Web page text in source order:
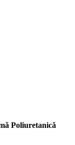
Poliuretanică